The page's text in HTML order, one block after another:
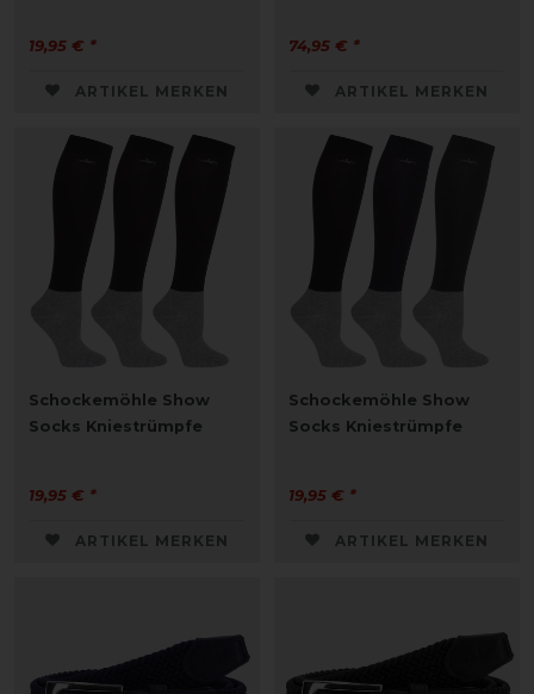
19,95 € *
ARTIKEL MERKEN
74,95 € *
ARTIKEL MERKEN
Schockemöhle Show
Socks Kniestrümpfe
19,95 € *
ARTIKEL MERKEN
Schockemöhle Show
Socks Kniestrümpfe
19,95 € *
ARTIKEL MERKEN